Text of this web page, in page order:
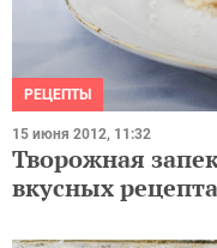
РЕЦЕПТЫ
15 июня 2012, 11:32
Творожная
вкусных